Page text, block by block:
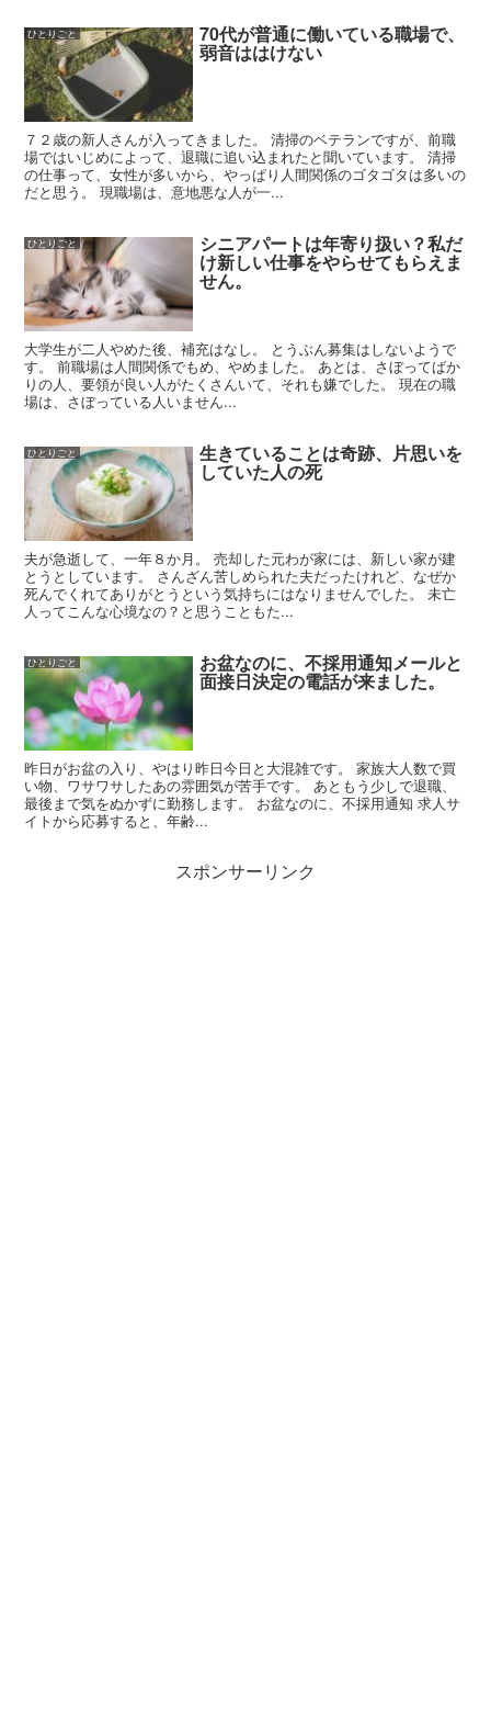
ひとりごと 70代が普通に働いている職場で、
弱音ははけない
７２歳の新人さんが入ってきました。 清掃のベテランですが、前職
場ではいじめによって、退職に追い込まれたと聞いています。 清掃
の仕事って、女性が多いから、やっぱり人間関係のゴタゴタは多いの
だと思う。 現職場は、意地悪な人が一...
ひとりごと シニアパートは年寄り扱い？私だ
け新しい仕事をやらせてもらえま
せん。
大学生が二人やめた後、補充はなし。 とうぶん募集はしないようで
す。 前職場は人間関係でもめ、やめました。 あとは、さぼってばか
りの人、要領が良い人がたくさんいて、それも嫌でした。 現在の職
場は、さぼっている人いません...
ひとりごと 生きていることは奇跡、片思いを
していた人の死
夫が急逝して、一年８か月。 売却した元わが家には、新しい家が建
とうとしています。 さんざん苦しめられた夫だったけれど、なぜか
死んでくれてありがとうという気持ちにはなりませんでした。 未亡
人ってこんな心境なの？と思うこともた...
ひとりごと お盆なのに、不採用通知メールと
面接日決定の電話が来ました。
昨日がお盆の入り、やはり昨日今日と大混雑です。 家族大人数で買
い物、ワサワサしたあの雰囲気が苦手です。 あともう少しで退職、
最後まで気をぬかずに勤務します。 お盆なのに、不採用通知 求人サ
イトから応募すると、年齢...
スポンサーリンク